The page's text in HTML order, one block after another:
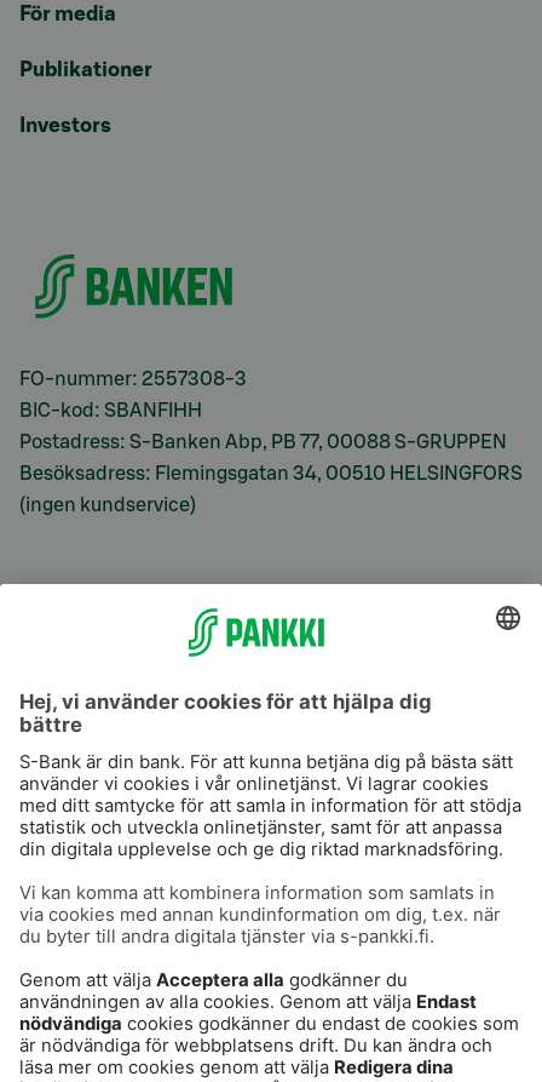
För media
Publikationer
Investors
FO-nummer: 2557308-3
BIC-kod: SBANFIHH
Postadress: S-Banken Abp, PB 77, 00088 S-GRUPPEN
Besöksadress: Flemingsgatan 34, 00510 HELSINGFORS
(ingen kundservice)
S-Prime
Användarvillkor
Dataskydd
Cookies